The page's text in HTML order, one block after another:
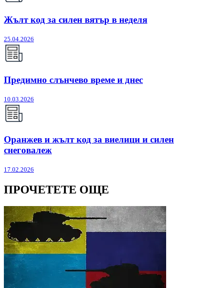
Жълт код за силен вятър в неделя
25.04.2026
Предимно слънчево време и днес
10.03.2026
Оранжев и жълт код за виелици и силен
снеговалеж
17.02.2026
ПРОЧЕТЕТЕ ОЩЕ